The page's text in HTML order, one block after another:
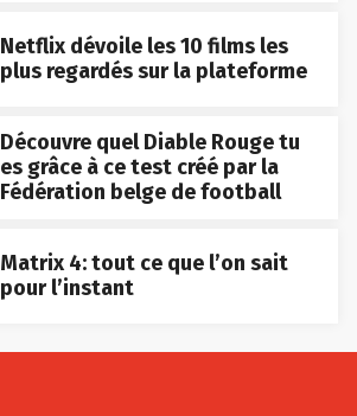
Netflix dévoile les 10 films les
plus regardés sur la plateforme
Découvre quel Diable Rouge tu
es grâce à ce test créé par la
Fédération belge de football
Matrix 4: tout ce que l’on sait
pour l’instant